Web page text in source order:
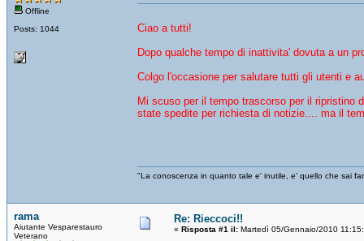
Offline
Posts: 1044
Ciao a tutti!
Dopo qualche tempo di inattivita' dovuta a un
Colgo l'occasione per salutare tutti gli utenti e
Mi scuso per il tempo trascorso per il ripristino
state spedite per richiesta di notizie.... ma il
"La conoscenza in quanto tale e' inutile, e' quello che sai
rama
Aiutante Vesparestauro
Veterano
Re: Rieccoci!!
« Risposta #1 il: Martedì 05/Gennaio/2010